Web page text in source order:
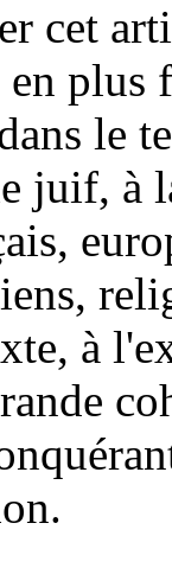
cet
plus
le
juif, à
à